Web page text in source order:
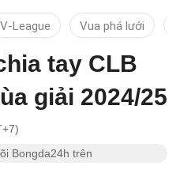
V-League Vua phá lưới
tay CLB
giải 2024/25
Bongda24h trên